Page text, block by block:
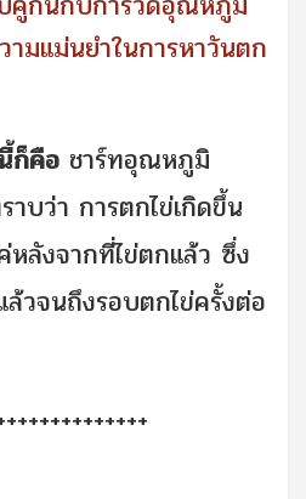
ามแม่นยำในการหาวันตก
ก็คือ ชาร์ทอุณหภูมิ
บว่า การตกไข่เกิดขึ้น
หลังจากที่ไข่ตกแล้ว ซึ่ง
ล้วจนถึงรอบตกไข่ครั้งต่อ